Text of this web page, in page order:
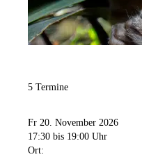
5 Termine
Fr 20. November 2026
17:30 bis 19:00 Uhr
Ort: